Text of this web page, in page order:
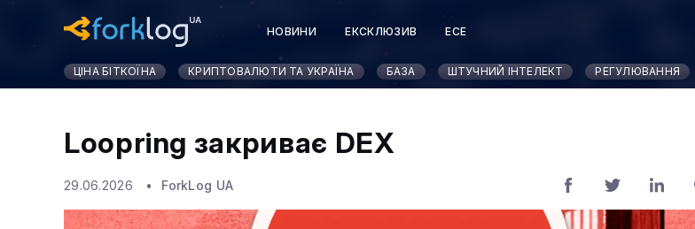
НОВИНИ ЕКСКЛЮЗИВ
ЕСЕ
ЦІНА БІТКОЇНА КРИПТОВАЛЮТИ ТА УКРАЇНА БАЗА ШТУЧНИЙ ІНТЕЛЕКТ РЕГУЛЮВАННЯ
Loopring закриває DEX
29.06.2026 ForkLog UA